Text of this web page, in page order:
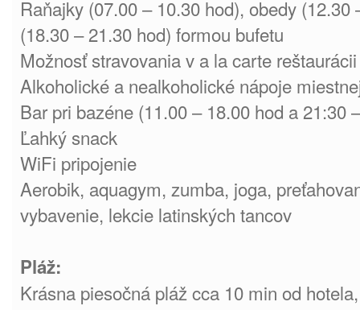
Raňajky (07.00 – 10.30 hod), obedy (12.30
(18.30 – 21.30 hod) formou bufetu
Možnosť stravovania v a la carte
Alkoholické a nealkoholické nápoje
Bar pri bazéne (11.00 – 18.00 hod a 21:30
Ľahký snack
WiFi pripojenie
Aerobik, aquagym, zumba, joga,
vybavenie, lekcie latinských tancov
Pláž:
Krásna piesočná pláž cca 10 min od